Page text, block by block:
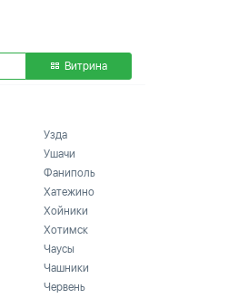
Витрина
Узда
Ушачи
Фаниполь
Хатежино
Хойники
Хотимск
Чаусы
Чашники
Червень